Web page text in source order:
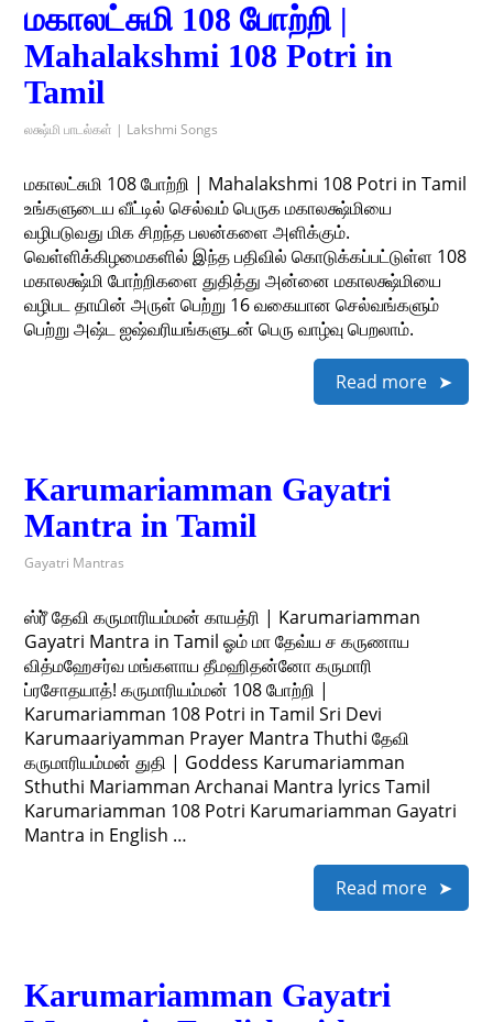
மகாலட்சுமி 108 போற்றி |
Mahalakshmi 108 Potri in
Tamil
லக்ஷ்மி பாடல்கள் | Lakshmi Songs
மகாலட்சுமி 108 போற்றி | Mahalakshmi 108 Potri in Tamil
உங்களுடைய வீட்டில் செல்வம் பெருக மகாலக்ஷ்மியை
வழிபடுவது மிக சிறந்த பலன்களை அளிக்கும்.
வெள்ளிக்கிழமைகளில் இந்த பதிவில் கொடுக்கப்பட்டுள்ள 108
மகாலக்ஷ்மி போற்றிகளை துதித்து அன்னை மகாலக்ஷ்மியை
வழிபட தாயின் அருள் பெற்று 16 வகையான செல்வங்களும்
பெற்று அஷ்ட ஐஷ்வரியங்களுடன் பெரு வாழ்வு பெறலாம்.
Read more
Karumariamman Gayatri
Mantra in Tamil
Gayatri Mantras
ஸ்ரீ் தேவி கருமாரியம்மன் காயத்ரி | Karumariamman
Gayatri Mantra in Tamil ஓம் மா தேவ்ய ச கருணாய
வித்மஹேசர்வ மங்களாய தீமஹிதன்னோ கருமாரி
ப்ரசோதயாத்! கருமாரியம்மன் 108 போற்றி |
Karumariamman 108 Potri in Tamil Sri Devi
Karumaariyamman Prayer Mantra Thuthi தேவி
கருமாரியம்மன் துதி | Goddess Karumariamman
Sthuthi Mariamman Archanai Mantra lyrics Tamil
Karumariamman 108 Potri Karumariamman Gayatri
Mantra in English …
Read more
Karumariamman Gayatri